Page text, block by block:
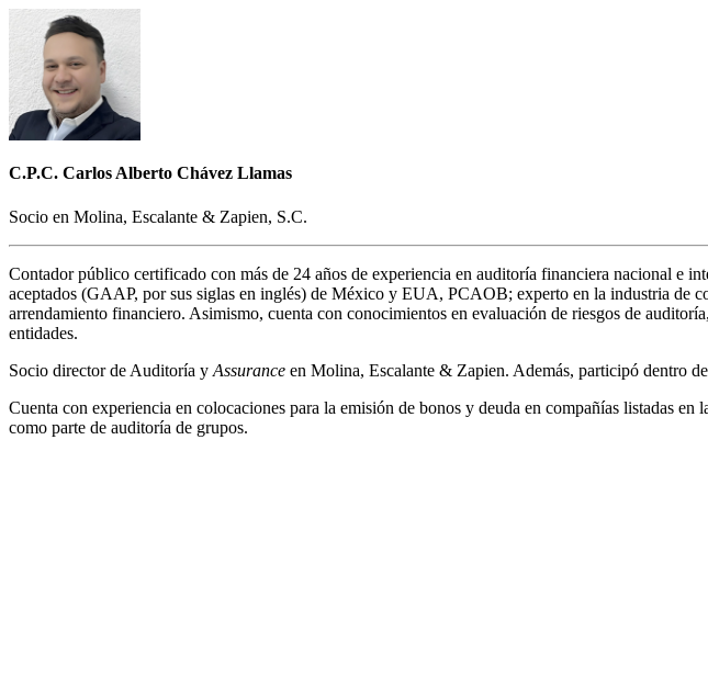
C.P.C. Carlos Alberto Chávez Llamas
Socio en Molina, Escalante & Zapien, S.C.
Contador público certificado con más de 24 años de experiencia en auditoría financiera nacional e
aceptados (GAAP, por sus siglas en inglés) de México y EUA, PCAOB; experto en la industria de
arrendamiento financiero. Asimismo, cuenta con conocimientos en evaluación de riesgos de
entidades.
Socio director de Auditoría y Assurance en Molina, Escalante & Zapien. Además, participó dentro
Cuenta con experiencia en colocaciones para la emisión de bonos y deuda en compañías listadas
como parte de auditoría de grupos.